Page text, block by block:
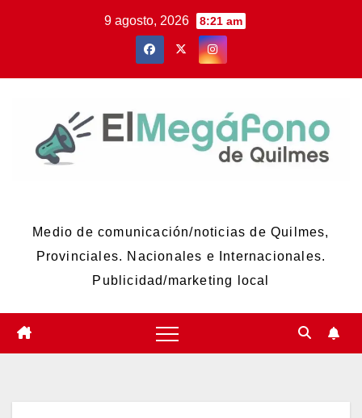
9 agosto, 2026 8:21 am
Medio de comunicación/noticias de Quilmes,
Provinciales. Nacionales e Internacionales.
Publicidad/marketing local